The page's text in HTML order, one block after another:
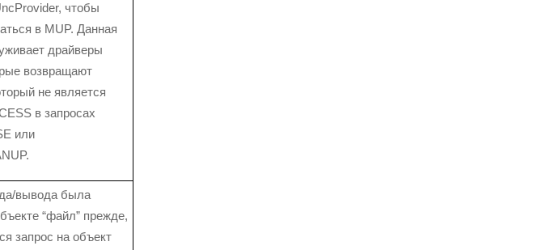
чтобы
в MUP. Данная
драйверы
возвращают
не является
в запросах
или
вывода была
“файл” прежде,
запрос на объект